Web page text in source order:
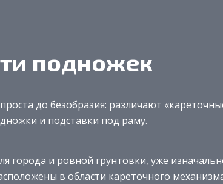
подножек
до безобразия: различают
и подставки под раму.
города и ровной грунтовки, уже
в области кареточного